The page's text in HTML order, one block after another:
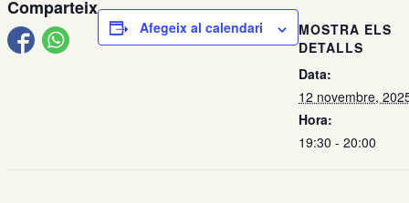
Comparteix
Afegeix al calendari
MOSTRA ELS
DETALLS
Data:
12 novembre,
Hora:
19:30 - 20:00